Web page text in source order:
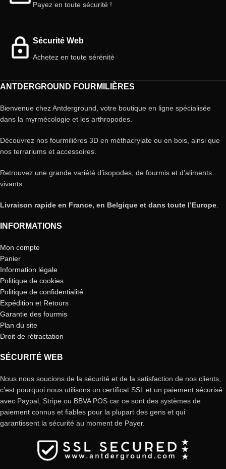
Payez en toute sécurité !
Sécurité Web
Achetez en toute sérénité
ANTDERGROUND FOURMILIÈRES
Bienvenue chez Antderground, votre boutique en ligne spécialisée
dans la myrmécologie et les arthropodes.
Découvrez nos fourmilières 3D en méthacrylate ou en bois, ainsi que
nos terrariums et accessoires.
Retrouvez une grande variété d’isopodes, de fourmis et d’aliments
vivants.
Livraison rapide en France, en Belgique et dans toute l’Europe
INFORMATIONS
Mon compte
Panier
Information légale
Politique de cookies
Politique de confidentialité
Expédition et Retours
Garantie des fourmis
Plan du site
Droit de rétractation
SÉCURITÉ WEB
Nous nous soucions de la sécurité et de la satisfaction de nos clients,
c’est pourquoi nous utilisons un certificat SSL et un paiement sécurisé
avec Paypal, Stripe ou BBVA POS car ce sont des systèmes de
paiement connus et fiables pour la plupart des gens et qui
garantissent la sécurité au moment de Payer.